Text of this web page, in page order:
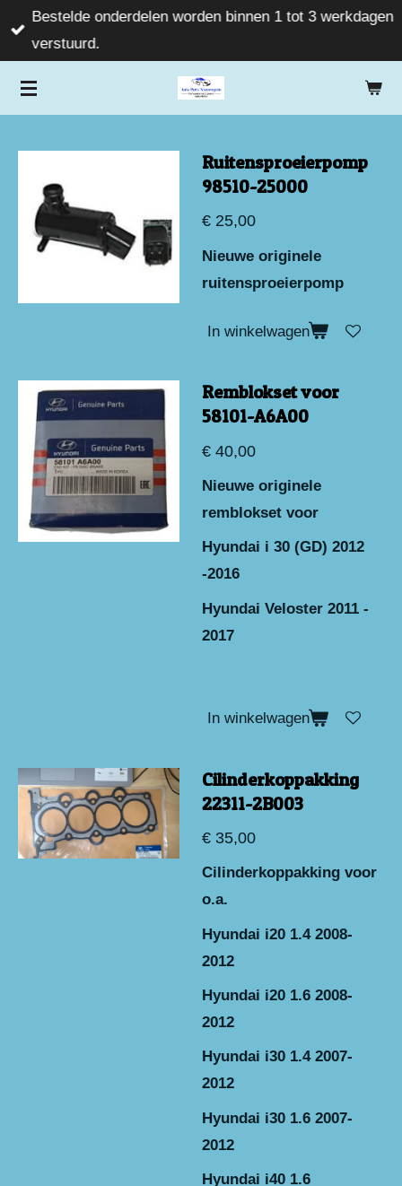
Ga
direct
de
Bestelde onderdelen worden binnen 1 tot 3 werkdagen
verstuurd.
Ruitensproeierpomp
98510-25000
€ 25,00
Nieuwe originele
ruitensproeierpomp
In winkelwagen
Remblokset voor
58101-A6A00
€ 40,00
Nieuwe originele
remblokset voor
Hyundai i 30 (GD) 2012
-2016
Hyundai Veloster 2011 -
2017
In winkelwagen
Cilinderkoppakking
22311-2B003
€ 35,00
Cilinderkoppakking voor
o.a.
Hyundai i20 1.4 2008-
2012
Hyundai i20 1.6 2008-
2012
Hyundai i30 1.4 2007-
2012
Hyundai i30 1.6 2007-
2012
Hyundai i40 1.6